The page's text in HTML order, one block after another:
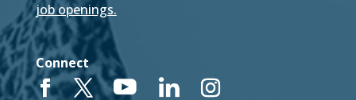
job openings.
Connect